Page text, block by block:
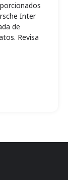
Inter
de
Revisa